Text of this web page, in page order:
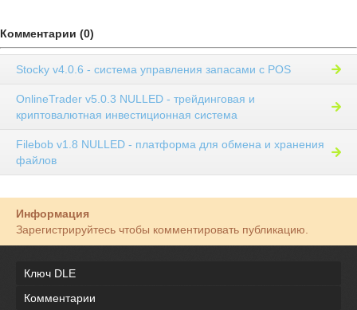
Комментарии (0)
Stocky v4.0.6 - система управления запасами с POS
OnlineTrader v5.0.3 NULLED - трейдинговая и
криптовалютная инвестиционная система
Filebob v1.8 NULLED - платформа для обмена и хранения
файлов
Информация
Зарегистрируйтесь чтобы комментировать публикацию.
Ключ DLE
Комментарии